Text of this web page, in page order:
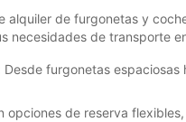
alquiler de furgonetas y
necesidades de transporte
furgonetas
opciones de reserva